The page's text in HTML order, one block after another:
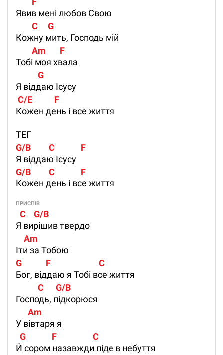
Явив мені любов Свою
        C     G
Кожну мить, Господь мій
        Am       F
Тобі моя хвала
           G
Я віддаю Ісусу
C/E           F
Кожен день і все життя
ТЕГ
G/B         C             F
Я віддаю Ісусу
G/B         C             F
Кожен день і все життя
ПРИСПІВ
  C    G/B
Я вирішив твердо
    Am
Іти за Тобою
G            F                        C
Бог, віддаю я Тобі все життя
           C      G/B
Господь, підкорюся
      Am
У вівтаря я
  G             F                  C
Й сором назавжди піде в небуття